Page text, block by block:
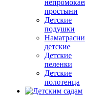
простыни
Детские
подушки
детские
Детские
пеленки
Детские
полотенца